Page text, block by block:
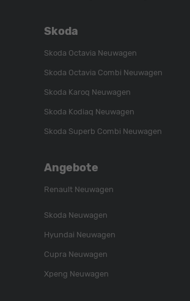
Skoda
Skoda Octavia Neuwagen
Skoda Octavia Combi Neuwagen
Skoda Karoq Neuwagen
Skoda Kodiaq Neuwagen
Skoda Superb Combi Neuwagen
Angebote
Renault Neuwagen
Skoda Neuwagen
Hyundai Neuwagen
Cupra Neuwagen
Xpeng Neuwagen